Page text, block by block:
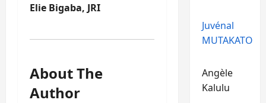
Elie Bigaba, JRI
About The
Author
Juvénal
MUTAKATO
Angèle
Kalulu